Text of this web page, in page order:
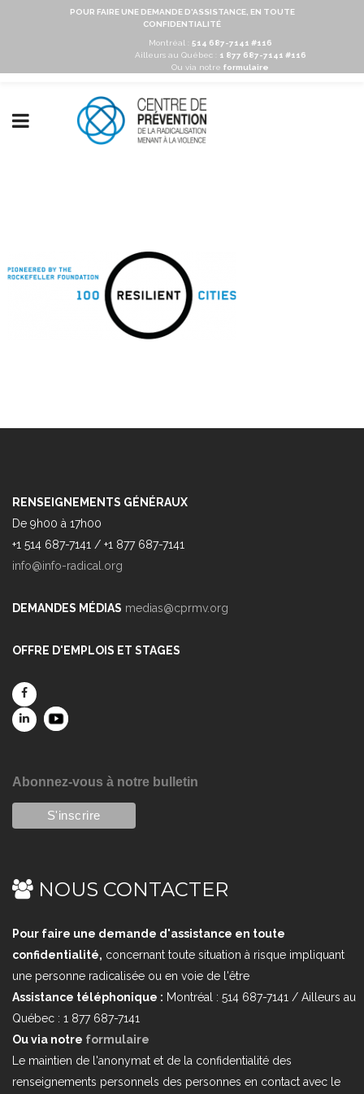
POUR FAIRE UNE DEMANDE D'ASSISTANCE, EN TOUTE
CONFIDENTIALITÉ
Montréal : 514 687-7141 #116
Ailleurs au Québec :
1 877 687-7141 #116
Ou via notre formulaire
RENSEIGNEMENTS GÉNÉRAUX
De 9h00 à 17h00
+1 514 687-7141 / +1 877 687-7141
info@info-radical.org
DEMANDES MÉDIAS medias@cprmv.org
OFFRE D'EMPLOIS ET STAGES
Abonnez-vous à notre bulletin
NOUS CONTACTER
Pour faire une demande d'assistance en toute
confidentialité, concernant toute situation à risque impliquant
une personne radicalisée ou en voie de l'être
Assistance téléphonique : Montréal : 514 687-7141 / Ailleurs au
Québec : 1 877 687-7141
Ou via notre formulaire
Le maintien de l'anonymat et de la confidentialité des
renseignements personnels des personnes en contact avec le